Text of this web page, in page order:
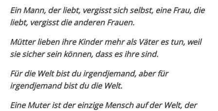
Ein Mann, der liebt, vergisst sich selbst, eine Frau, die
liebt, vergisst die anderen Frauen.
Mütter lieben ihre Kinder mehr als Väter es tun, weil
sie sicher sein können, dass es ihre sind.
Für die Welt bist du irgendjemand, aber für
irgendjemand bist du die Welt.
Eine Muter ist der einzige Mensch auf der Welt, der